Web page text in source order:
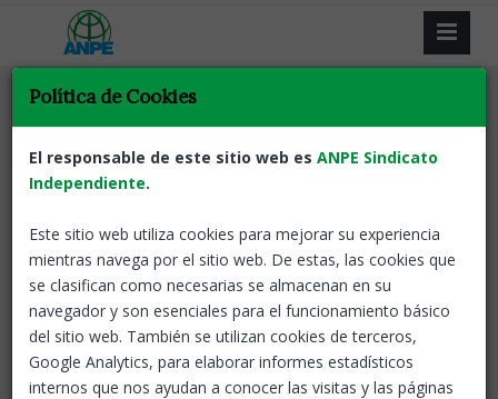
ANPE
majoritari en l'àmbit de l'Ensenyament Públic.
l’any 1978, ha experimentat un fort increment d’afiliació i
d’implantació, particularment en l'Ensenyament Públic
(Infantil, Primària, Secundària, Formació Professional,
Ensenyaments de Règim Especial i Universitat).
El seu creixement i consolidació s'ha aconseguit per la
coherència dels seus objectius i l'eficàcia de les seves
actuacions, el que ha afavorit la identificació dels
Política de Cookies
El responsable de este sitio web es ANPE Sindicato
Independiente.
Este sitio web utiliza cookies para mejorar su experiencia
mientras navega por el sitio web. De estas, las cookies que
se clasifican como necesarias se almacenan en su
navegador y son esenciales para el funcionamiento básico
del sitio web. También se utilizan cookies de terceros,
Google Analytics, para elaborar informes estadísticos
internos que nos ayudan a conocer las visitas y las páginas